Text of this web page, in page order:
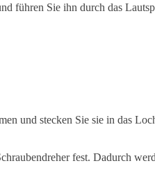
führen Sie ihn durch das
und stecken Sie sie in das
fest. Dadurch